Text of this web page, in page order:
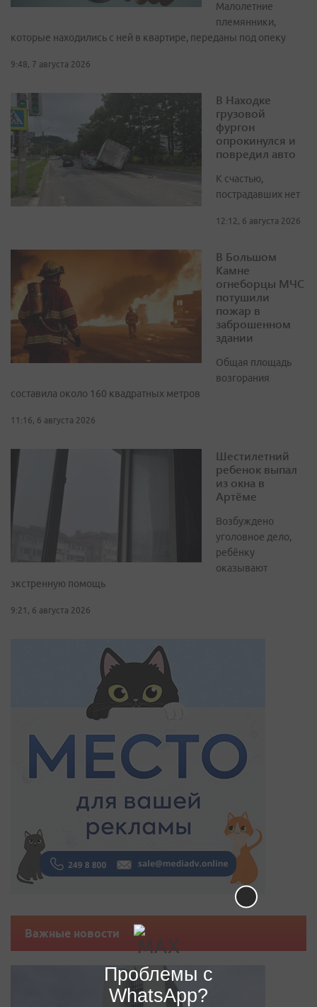
Малолетние
племянники,
которые находились с ней в квартире, переданы под опеку
9:48, 7 августа 2026
В Находке
грузовой
фургон
опрокинулся и
повредил авто
К счастью,
пострадавших нет
12:12, 6 августа 2026
В Большом
Камне
огнеборцы МЧС
потушили
пожар в
заброшенном
здании
Общая площадь
возгорания
составила около 160 квадратных метров
11:16, 6 августа 2026
Шестилетний
ребенок выпал
из окна в
Артёме
Возбуждено
уголовное дело,
ребёнку
оказывают
экстренную помощь
9:21, 6 августа 2026
Важные новости
Проблемы с
WhatsApp?